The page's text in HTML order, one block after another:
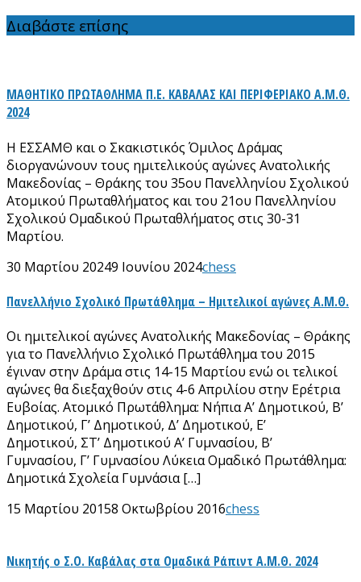
Διαβάστε επίσης
ΜΑΘΗΤΙΚΟ ΠΡΩΤΑΘΛΗΜΑ Π.Ε. ΚΑΒΑΛΑΣ ΚΑΙ ΠΕΡΙΦΕΡΙΑΚΟ Α.Μ.Θ.
2024
Η ΕΣΣΑΜΘ και ο Σκακιστικός Όμιλος Δράμας
διοργανώνουν τους ημιτελικούς αγώνες Ανατολικής
Μακεδονίας – Θράκης του 35ου Πανελληνίου Σχολικού
Ατομικού Πρωταθλήματος και του 21ου Πανελληνίου
Σχολικού Ομαδικού Πρωταθλήματος στις 30-31
Μαρτίου.
30 Μαρτίου 20249 Ιουνίου 2024chess
Πανελλήνιο Σχολικό Πρωτάθλημα – Ημιτελικοί αγώνες Α.Μ.Θ.
Οι ημιτελικοί αγώνες Ανατολικής Μακεδονίας – Θράκης
για το Πανελλήνιο Σχολικό Πρωτάθλημα του 2015
έγιναν στην Δράμα στις 14-15 Μαρτίου ενώ οι τελικοί
αγώνες θα διεξαχθούν στις 4-6 Απριλίου στην Ερέτρια
Ευβοίας. Ατομικό Πρωτάθλημα: Νήπια Α’ Δημοτικού, Β’
Δημοτικού, Γ’ Δημοτικού, Δ’ Δημοτικού, Ε’
Δημοτικού, ΣΤ’ Δημοτικού Α’ Γυμνασίου, Β’
Γυμνασίου, Γ’ Γυμνασίου Λύκεια Ομαδικό Πρωτάθλημα:
Δημοτικά Σχολεία Γυμνάσια […]
15 Μαρτίου 20158 Οκτωβρίου 2016chess
Νικητής ο Σ.Ο. Καβάλας στα Ομαδικά Ράπιντ Α.Μ.Θ. 2024